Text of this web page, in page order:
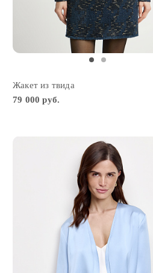
Жакет из твида
79 000 руб.